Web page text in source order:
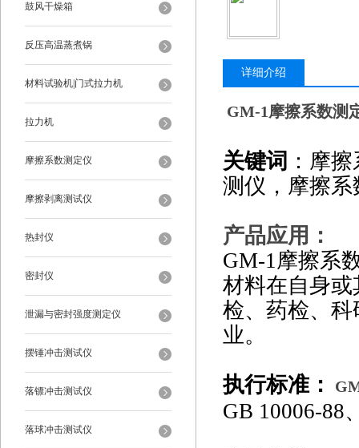
鼓风干燥箱
反压高温蒸煮锅
材料试验机|门式拉力机
拉力机
摩擦系数测定仪
摩擦剥离测试仪
热封仪
密封仪
泄漏与密封强度测定仪
摆锤冲击测试仪
落镖冲击测试仪
落球冲击测试仪
详细介绍
GM-1 摩擦系数测
关键词 ：摩
测仪，摩擦
产品应用：
GM-1摩擦系
材料在自身
检、药检、
业。
执行标准：
GB 10006-88